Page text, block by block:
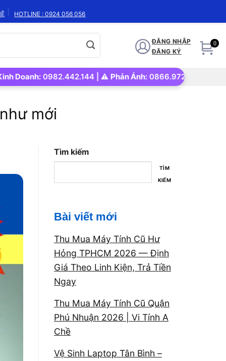
HOTLINE : 0924 056 056
ĐĂNG NHẬP
ĐĂNG KÝ
0
0982.442.144 | ⚠️Phản Ánh:0866.972.562 | 🚀
mới
Tìm kiếm
TÌM
KIẾM
Bài viết mới
Thu Mua Máy Tính Cũ Hư
Hỏng TPHCM 2026 — Định
Giá Theo Linh Kiện, Trả Tiền
Ngay
Thu Mua Máy Tính Cũ Quận
Phú Nhuận 2026 | Vi Tính A
Chề
Vệ Sinh Laptop Tân Bình –